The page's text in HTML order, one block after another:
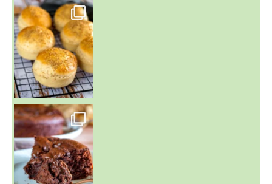
~ BUNS MAISON ~
Un peu de boulange par ici au
~ GÂTEAU FONDANT CHOCO NOISETTE ~
C'est lundi